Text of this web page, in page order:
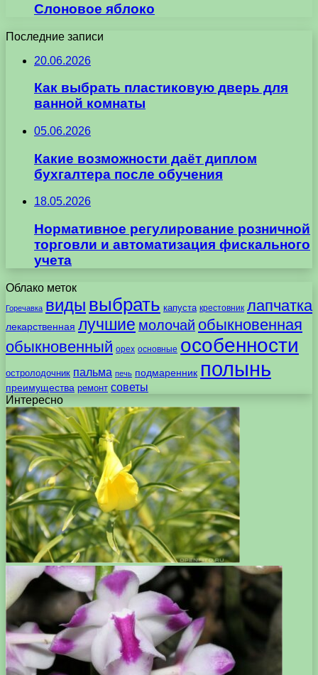
Слоновое яблоко
Последние записи
20.06.2026
Как выбрать пластиковую дверь для
ванной комнаты
05.06.2026
Какие возможности даёт диплом
бухгалтера после обучения
18.05.2026
Нормативное регулирование розничной
торговли и автоматизация фискального
учета
Облако меток
Горечавка виды выбрать капуста крестовник лапчатка
лекарственная лучшие молочай обыкновенная
обыкновенный орех основные особенности
остролодочник пальма печь подмаренник полынь
преимущества ремонт советы
Интересно